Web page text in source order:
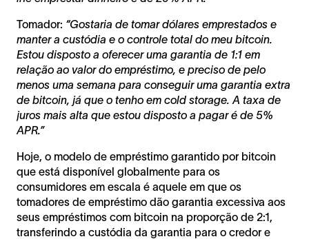
Tomador: “Gostaria de tomar dólares emprestados e
manter a custódia e o controle total do meu bitcoin.
Estou disposto a oferecer uma garantia de 1:1 em
relação ao valor do empréstimo, e preciso de pelo
menos uma semana para conseguir uma garantia extra
de bitcoin, já que o tenho em cold storage. A taxa de
juros mais alta que estou disposto a pagar é de 5%
APR.”
Hoje, o modelo de empréstimo garantido por bitcoin
que está disponível globalmente para os
consumidores em escala é aquele em que os
tomadores de empréstimo dão garantia excessiva aos
seus empréstimos com bitcoin na proporção de 2:1,
transferindo a custódia da garantia para o credor e